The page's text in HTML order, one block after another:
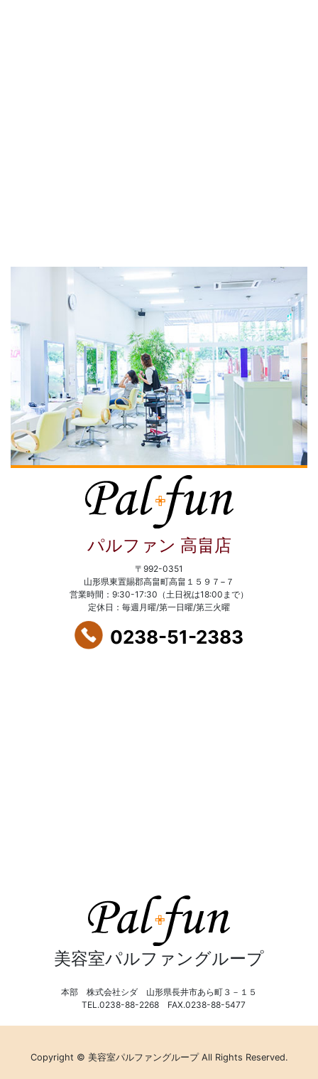
パルファン 高畠店
〒992-0351
山形県東置賜郡高畠町高畠１５９７−７
営業時間：9:30-17:30（土日祝は18:00まで）
定休日：毎週月曜/第一日曜/第三火曜
0238-51-2383
美容室パルファングループ
本部 株式会社シダ 山形県長井市あら町３－１５
TEL.0238-88-2268 FAX.0238-88-5477
Copyright © 美容室パルファングループ All Rights Reserved.